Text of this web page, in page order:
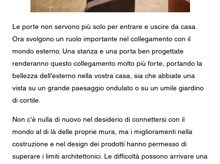
Le porte non servono più solo per entrare e uscire da casa.
Ora svolgono un ruolo importante nel collegamento con il
mondo esterno. Una stanza e una porta ben progettate
renderanno questo collegamento molto più forte, portando la
bellezza dell'esterno nella vostra casa, sia che abbiate una
vista su un grande paesaggio ondulato o su un umile giardino
di cortile.
Non c'è nulla di nuovo nel desiderio di connettersi con il
mondo al di là delle proprie mura, ma i miglioramenti nella
costruzione e nel design dei prodotti hanno permesso di
superare i limiti architettonici. Le difficoltà possono arrivare una
Voi siete il
Messaggio